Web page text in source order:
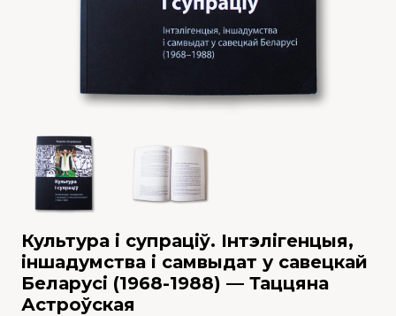
Культура і супраціў. Інтэлігенцыя,
іншадумства і самвыдат у савецкай
Беларусі (1968-1988) — Таццяна
Астроўская